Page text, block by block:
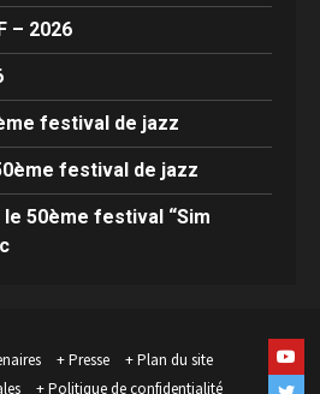
– 2026
festival de jazz
festival de jazz
50ème festival “Sim
Presse
Plan du site
Politique de confidentialité